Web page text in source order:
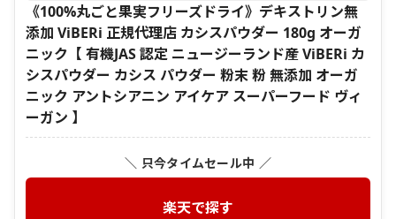
《100%丸ごと果実フリーズドライ》デキストリン無
添加 ViBERi 正規代理店 カシスパウダー 180g オーガ
ニック【 有機JAS 認定 ニュージーランド産 ViBERi カ
シスパウダー カシス パウダー 粉末 粉 無添加 オーガ
ニック アントシアニン アイケア スーパーフード ヴィ
ーガン 】
＼ 只今タイムセール中 ／
楽天で探す